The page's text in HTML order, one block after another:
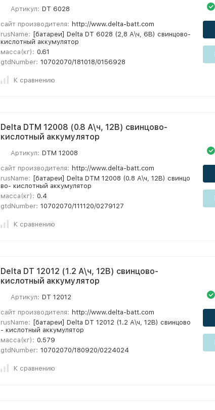
Артикул: DT 6028
сайт производителя: http://www.delta-batt.com
rusName: [батареи] Delta DT 6028 (2,8 А\ч, 6В) свинцово-
кислотный аккумулятор
масса(кг): 0.61
gtdNumber: 10702070/181018/0156928
К сравнению
Delta DTM 12008 (0.8 А\ч, 12В) свинцово-
кислотный аккумулятор
Артикул: DTM 12008
сайт производителя: http://www.delta-batt.com
rusName: [батареи] Delta DTM 12008 (0.8 А\ч, 12В) свинцо
во- кислотный аккумулятор
масса(кг): 0.4
gtdNumber: 10702070/111120/0279127
К сравнению
Delta DT 12012 (1.2 А\ч, 12В) свинцово-
кислотный аккумулятор
Артикул: DT 12012
сайт производителя: http://www.delta-batt.com
rusName: [батареи] Delta DT 12012 (1.2 А\ч, 12В) свинцово
- кислотный аккумулятор
масса(кг): 0.579
gtdNumber: 10702070/180920/0224024
К сравнению